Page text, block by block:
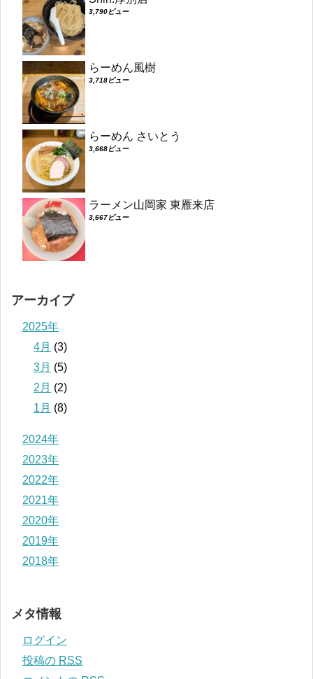
3,790ビュー
らーめん風樹
3,718ビュー
らーめん さいとう
3,668ビュー
ラーメン山岡家 東雁来店
3,667ビュー
アーカイブ
2025年
4月 (3)
3月 (5)
2月 (2)
1月 (8)
2024年
2023年
2022年
2021年
2020年
2019年
2018年
メタ情報
ログイン
投稿の RSS